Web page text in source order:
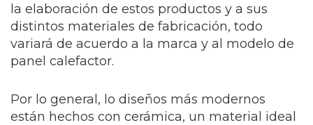
la elaboración de estos productos y a sus
distintos materiales de fabricación, todo
variará de acuerdo a la marca y al modelo de
panel calefactor.
Por lo general, lo diseños más modernos
están hechos con cerámica, un material ideal